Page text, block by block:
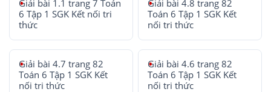
Giải bài 1.1 trang 7 Toán
6 Tập 1 SGK Kết nối tri
thức
Giải bài 4.8 trang 82
Toán 6 Tập 1 SGK Kết
nối tri thức
Giải bài 4.7 trang 82
Toán 6 Tập 1 SGK Kết
nối tri thức
Giải bài 4.6 trang 82
Toán 6 Tập 1 SGK Kết
nối tri thức